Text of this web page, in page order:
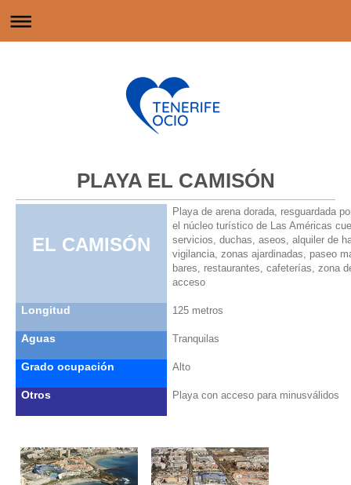
PLAYA EL CAMISÓN
EL CAMISÓN
Playa de arena dorada, resguardada
el núcleo turístico de Las Américas
servicios, duchas, aseos, alquiler de
vigilancia, zonas ajardinadas, paseo
bares, restaurantes, cafeterías, zona
acceso
Longitud 125 metros
Aguas Tranquilas
Grado ocupación Alto
Otros Playa con acceso para minusválidos